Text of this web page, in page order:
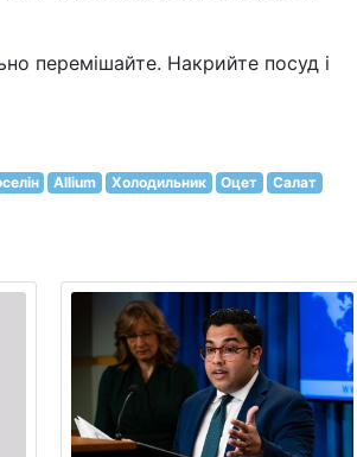
перемішайте. Накрийте посуд і
Allium Холодильник Оцет
Салат